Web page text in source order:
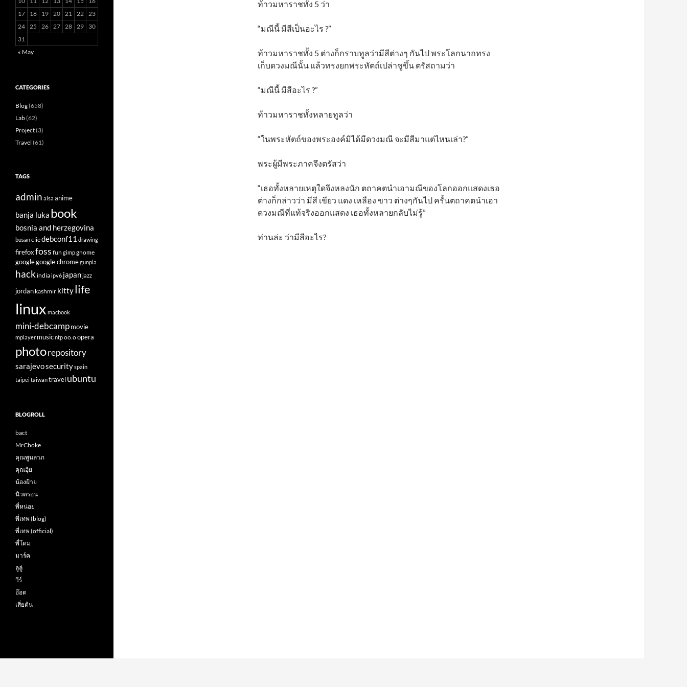
ท้าวมหาราชทั้ง 5 ว่า
“มณีนี้ มีสีเป็นอะไร ?”
ท้าวมหาราชทั้ง 5 ต่างก็กราบทูลว่ามีสีต่างๆ กันไป พระโลกนาถทรง
เก็บดวงมณีนั้น แล้วทรงยกพระหัตถ์เปล่าชูขึ้น ตรัสถามว่า
“มณีนี้ มีสีอะไร ?”
ท้าวมหาราชทั้งหลายทูลว่า
“ในพระหัตถ์ของพระองค์มิได้มีดวงมณี จะมีสีมาแต่ไหนเล่า?”
พระผู้มีพระภาคจึงตรัสว่า
“เธอทั้งหลายเหตุใดจึงหลงนัก ตถาคตนำเอามณีของโลกออกแสดงเธอ
ต่างก็กล่าวว่า มีสี เขียว แดง เหลือง ขาว ต่างๆกันไป ครั้นตถาคตนำเอา
ดวงมณีที่แท้จริงออกแสดง เธอทั้งหลายกลับไม่รู้”
ท่านล่ะ ว่ามีสีอะไร?
17
18 19 20 21 22 23
24 25 26 27 28 29
30
31
« May
CATEGORIES
Blog(658)
Lab(62)
Project(3)
Travel (61)
TAGS
admin alsa anime
banja luka book
bosnia and herzegovina
busancliedebconf11 drawing
firefoxfoss fun gimpgnome
googlegoogle chromegunpla
hackindiaipv6 japanjazz
jordankashmir kittylife
linux macbook
mini-debcampmovie
mplayer musicntpoo.oopera
photorepository
sarajevosecurityspain
taipei taiwantravelubuntu
BLOGROLL
bact
MrChoke
คุณพูนลาภ
คุณฮุ้ย
น้องฝ้าย
นิวตรอน
พี่หน่อย
พี่เทพ (blog)
พี่เทพ (official)
พี่โดม
มาร์ค
ลูลู่
วีร์
อ๊อต
เสี่ยต้น